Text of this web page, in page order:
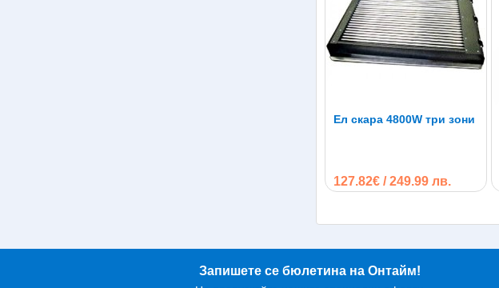
Ел скара 4800W три зони
127.82€ / 249.99 лв.
Запишете се бюлетина на Онтайм!